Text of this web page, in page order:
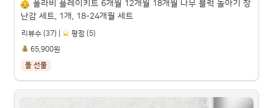
폴라비 플레이키트 6개월 12개월 18개월 나무 블럭 돌아기 장
난감 세트, 1개, 18-24개월 세트
리뷰수 (37) |
️ 평점 (5)
65,900원
돌 선물